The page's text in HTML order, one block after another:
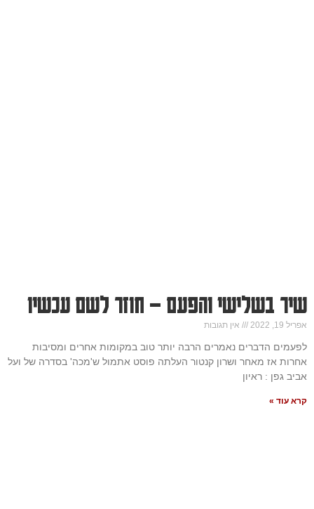
שיר בשלישי והפעם – חוזר לשם עכשיו
אפריל 19, 2022 אין תגובות
לפעמים הדברים נאמרים הרבה יותר טוב במקומות אחרים ומסיבות
אחרות אז מאחר ושרון קנטור העלתה פוסט אתמול ש'מכה' בסדרה של ועל
אביב גפן : ראיון
קרא עוד »